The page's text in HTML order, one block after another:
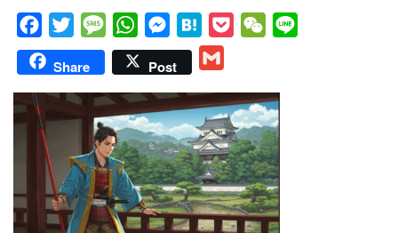
a
c
e
b
o
o
k
w
i
t
t
r
M
e
s
s
a
g
e
W
h
a
t
s
A
p
p
e
s
s
e
n
g
e
r
a
t
e
n
a
k
e
t
W
h
a
t
Share Post
a
i
l